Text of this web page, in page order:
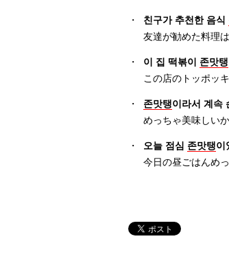
・ 친구가 추천한 음식
友達が勧めた料理
・ 이 집 떡볶이 존맛탱
この店のトッポッ
・ 존맛탱이라서 계속
めっちゃ美味しい
・ 오늘 점심 존맛탱이
今日の昼ごはんめ